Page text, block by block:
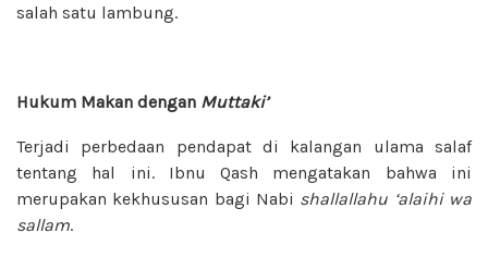
salah satu lambung.
Hukum Makan dengan Muttaki’
Terjadi perbedaan pendapat di kalangan ulama salaf
tentang hal ini. Ibnu Qash mengatakan bahwa ini
merupakan kekhususan bagi Nabi shallallahu ‘alaihi wa
sallam.